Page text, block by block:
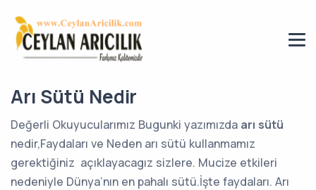
Arı Sütü Nedir
Değerli Okuyucularımız Bugunki yazımızda arı sütü
nedir,Faydaları ve Neden arı sütü kullanmamız
gerektiğiniz açıklayacagız sizlere. Mucize etkileri
nedeniyle Dünya’nın en pahalı sütü.İşte faydaları. Arı